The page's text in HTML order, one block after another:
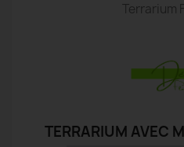
Terrarium
TERRARIUM AVEC